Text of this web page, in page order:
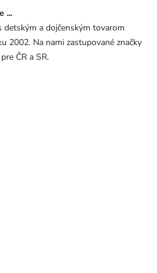
...
a dojčenským tovarom
2002. Na nami zastupované značky
ČR a SR.